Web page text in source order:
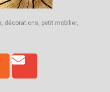
décorations, petit mobilier,